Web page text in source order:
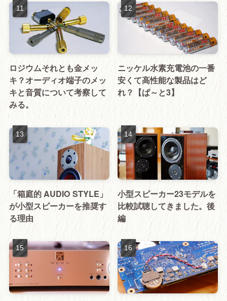
ロジウムそれとも金メッ
キ？オーディオ端子のメッ
キと音質について考察して
みる。
ニッケル水素充電池の一番
安くて高性能な製品はど
れ？【ぱ～と3】
「箱庭的 AUDIO STYLE」
が小型スピーカーを推奨す
る理由
小型スピーカー23モデルを
比較試聴してきました。後
編